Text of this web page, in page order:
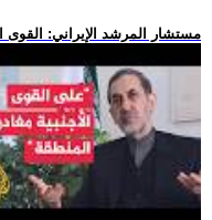
.. مستشار المرشد الإيراني: